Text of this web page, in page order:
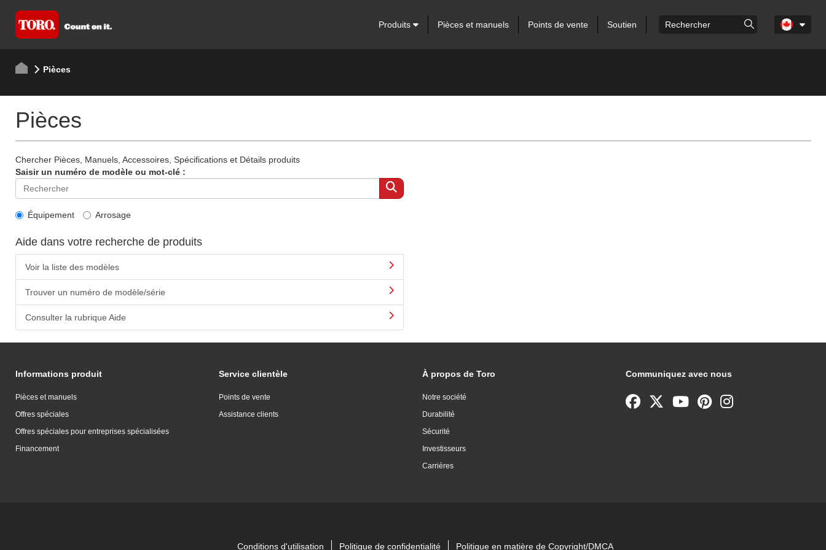
Produits Pièces et manuels Points de vente Soutien
Pièces
Pièces
Chercher Pièces, Manuels, Accessoires, Spécifications et Détails produits
Saisir un numéro de modèle ou mot-clé :
Équipement Arrosage
Aide dans votre recherche de produits
Voir la liste des modèles
Trouver un numéro de modèle/série
Consulter la rubrique Aide
Informations produit
Pièces et manuels
Offres spéciales
Offres spéciales pour entreprises spécialisées
Financement
Service clientèle
Points de vente
Assistance clients
À propos de Toro
Notre société
Durabilité
Sécurité
Investisseurs
Carrières
Communiquez avec nous
Conditions d'utilisation Politique de confidentialité Politique en matière de Copyright/DMCA